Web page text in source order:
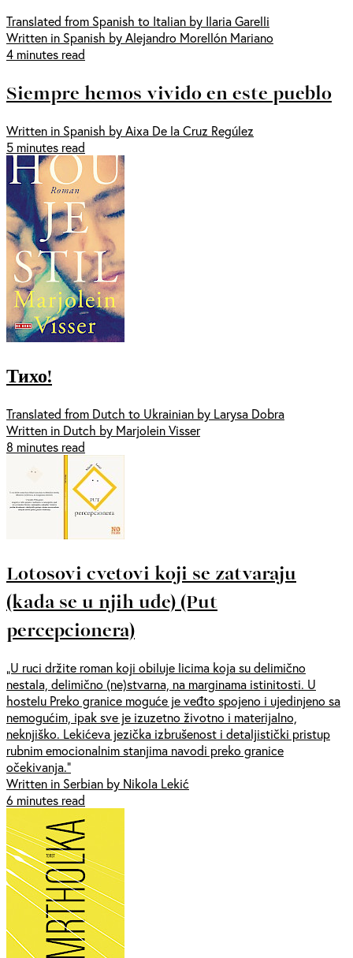
Translated from Spanish to Italian by Ilaria Garelli
Written in Spanish by Alejandro Morellón Mariano
4 minutes read
Siempre hemos vivido en este pueblo
Written in Spanish by Aixa De la Cruz Regúlez
5 minutes read
Тихо!
Translated from Dutch to Ukrainian by Larysa Dobra
Written in Dutch by Marjolein Visser
8 minutes read
Lotosovi cvetovi koji se zatvaraju
(kada se u njih uđe) (Put
percepcionera)
„U ruci držite roman koji obiluje licima koja su delimično
nestala, delimično (ne)stvarna, na marginama istinitosti. U
hostelu Preko granice moguće je veđto spojeno i ujedinjeno sa
nemogućim, ipak sve je izuzetno životno i materijalno,
neknjiško. Lekićeva jezička izbrušenost i detaljistički pristup
rubnim emocionalnim stanjima navodi preko granice
očekivanja.“
Written in Serbian by Nikola Lekić
6 minutes read